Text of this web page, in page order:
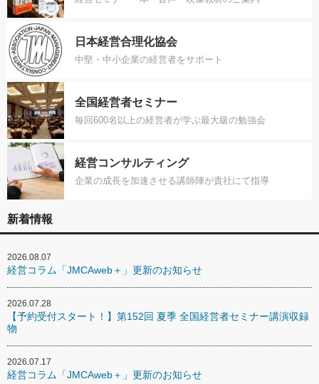
日本経営合理化協会
中堅・中小企業の経営者をサポート
全国経営者セミナー
毎回600名以上の経営者が学ぶ最大級の勉強会
経営コンサルティング
企業の成長を加速させる講師陣が貴社にて指導
新着情報
2026.08.07
経営コラム「JMCAweb＋」更新のお知らせ
2026.07.28
【予約受付スタート！】第152回 夏季 全国経営者セミナー講演収録
物
2026.07.17
経営コラム「JMCAweb＋」更新のお知らせ